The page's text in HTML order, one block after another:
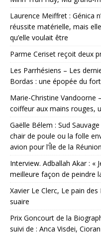
Laurence Meiffret : Génica
réussite matérielle, mais
qu’elle voulait être
Parme Ceriset reçoit deux
Les Parrhésiens – Les
Bordas : une épopée du
Marie-Christine Vandoorne
coiffeur aux mains rouges,
Gaëlle Bélem : Sud
chair de poule ou la folle
avion pour l’Île de la Réunion
Interview. Adballah Akar : «
meilleure façon de peindre
Xavier Le Clerc, Le pain
suaire
Prix Goncourt de la
suivi de : Anca Visdei,